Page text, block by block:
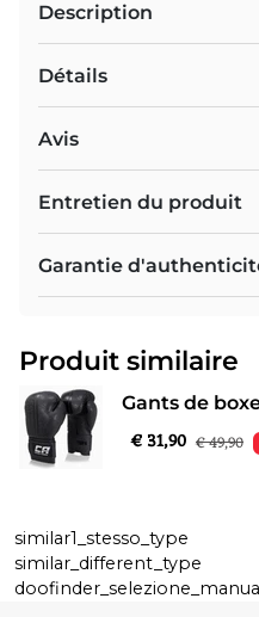
Description
Détails
Avis
Entretien du produit
Garantie
Produit similaire
Gants de
€ 31,90 € 49,90
similar1_stesso_type
similar_different_type